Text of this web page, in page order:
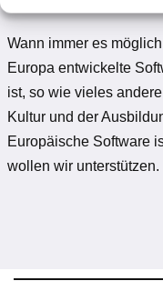
Wann immer es
Europa entwickelte
ist, so wie vieles
Kultur und der
Europäische Software
wollen wir unterstützen.